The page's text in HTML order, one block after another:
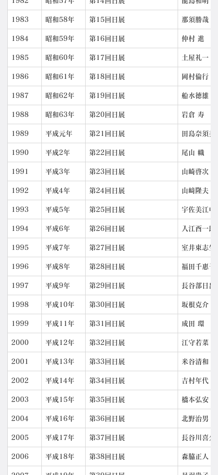
1983 昭和58年 第15回日展 那須勝哉
1984 昭和59年 第16回日展 仲村 進
1985 昭和60年 第17回日展 土屋礼一
1986 昭和61年 第18回日展 岡村倫行
1987 昭和62年 第19回日展 船水徳雄
1988 昭和63年 第20回日展 岩倉 寿
1989 平成元年 第21回日展 田島奈須美
1990 平成2年 第22回日展 尾山 幟
1991 平成3年 第23回日展 山崎啓次
1992 平成4年 第24回日展 山﨑隆夫
1993 平成5年 第25回日展 宇佐美江中
1994 平成6年 第26回日展 入江酉一郎
1995 平成7年 第27回日展 室井東志生
1996 平成8年 第28回日展 福田千惠子
1997 平成9年 第29回日展 長谷部日出
1998 平成10年 第30回日展 坂根克介
1999 平成11年 第31回日展 成田 環
2000 平成12年 第32回日展 江守若菜
2001 平成13年 第33回日展 米谷清和
2002 平成14年 第34回日展 吉村年代
2003 平成15年 第35回日展 橋本弘安
2004 平成16年 第36回日展 北野治男
2005 平成17年 第37回日展 長谷川喜久
2006 平成18年 第38回日展 森脇正人